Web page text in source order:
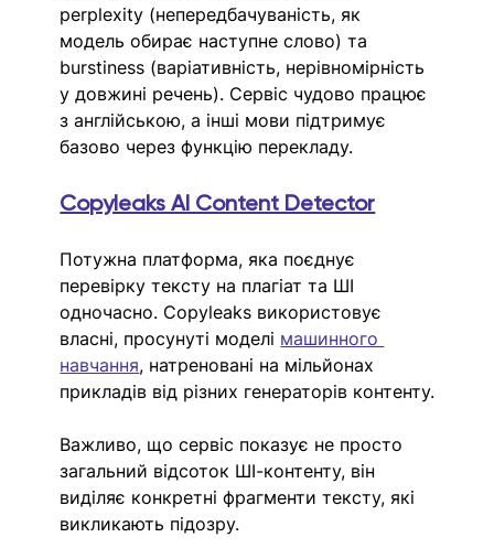
perplexity (непередбачуваність, як
модель обирає наступне слово) та
burstiness (варіативність, нерівномірність
у довжині речень). Сервіс чудово працює
з англійською, а інші мови підтримує
базово через функцію перекладу.
Copyleaks AI Content Detector
Потужна платформа, яка поєднує
перевірку тексту на плагіат та ШІ
одночасно. Copyleaks використовує
власні, просунуті моделі машинного
навчання, натреновані на мільйонах
прикладів від різних генераторів контенту.
Важливо, що сервіс показує не просто
загальний відсоток ШІ-контенту, він
виділяє конкретні фрагменти тексту, які
викликають підозру.